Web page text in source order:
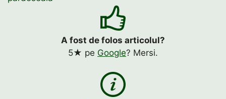
A fost de folos articolul?
5★ pe Google? Mersi.